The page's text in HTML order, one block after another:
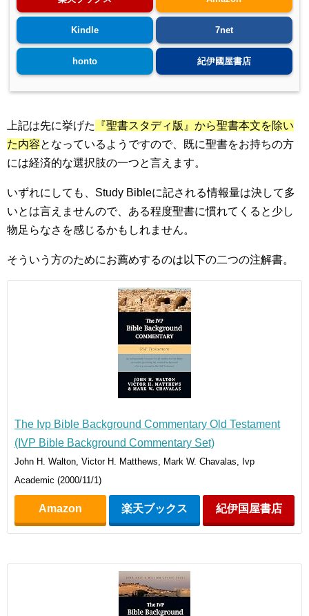
Kindle 7net
honto 紀伊國屋書店
上記は先に挙げた
『聖書スタディ版』から聖書本文を除い
た内容となっているようですので、既に聖書をお持ちの方
には経済的な選択肢の一つと言えます。
いずれにしても、Study Bibleに記される情報量は決して多
いとは言えませんので、ある程度聖書に慣れてくると少し
物足らなさを感じるかもしれません。
そういう方のためにお薦めするのは以下の二つの注解書。
The Ivp Bible Background Commentary Old Testament
(IVP Bible Background Commentary Set)
John H. Walton, Victor H. Matthews, Mark W. Chavalas, Ivp
Academic (2000/11/1)
Amazon 楽天ブックス 紀伊国屋書店